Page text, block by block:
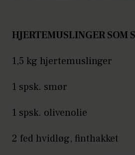
HJERTEMUSLINGER SOM
1,5 kg hjertemuslinger
1 spsk. smør
1 spsk. olivenolie
2 fed hvidløg, finthakket